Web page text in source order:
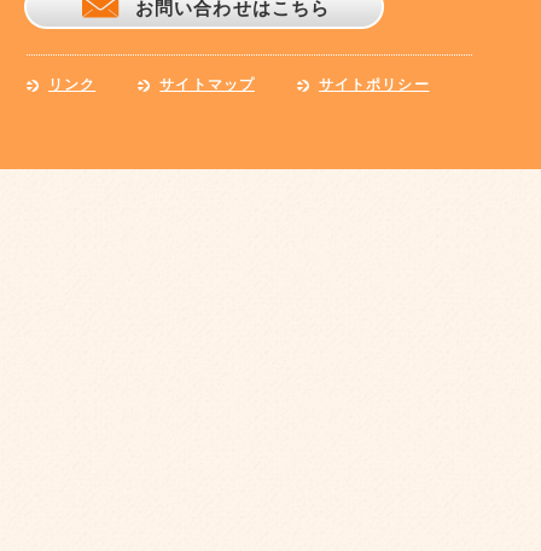
お問い合わせはこちら
リンク サイトマップ サイトポリシー